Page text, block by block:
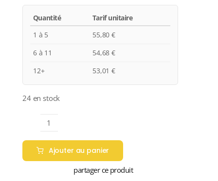
Quantité
Tarif unitaire
1 à 5
55,80€
6 à 11
54,68€
12+
53,01€
24 en stock
quantité
de
JOSEPH
PERRIER
Ajouter au panier
partager ce produit